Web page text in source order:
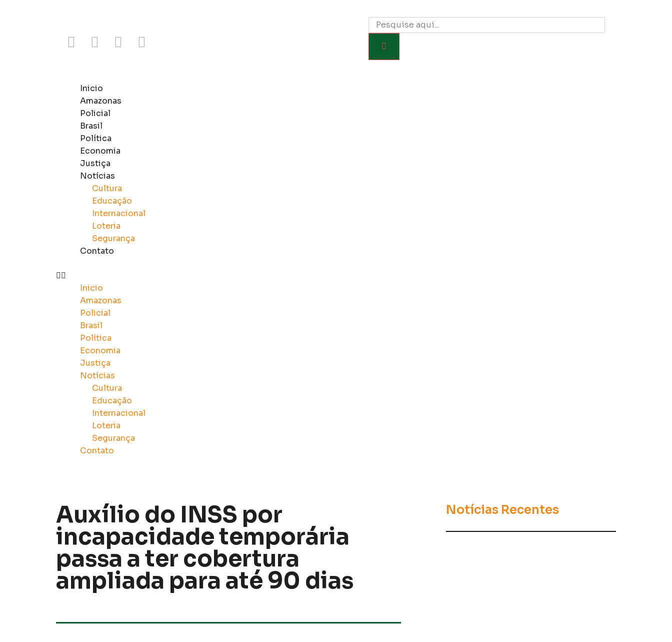
Inicio
Amazonas
Policial
Brasil
Política
Economia
Justiça
Notícias
Cultura
Educação
Internacional
Loteria
Segurança
Contato
Inicio
Amazonas
Policial
Brasil
Política
Economia
Justiça
Notícias
Cultura
Educação
Internacional
Loteria
Segurança
Contato
Auxílio do INSS por
incapacidade temporária
passa a ter cobertura
ampliada para até 90 dias
Notícias Recentes